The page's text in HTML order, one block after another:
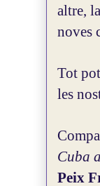
altre,
noves
Tot
les
Cuba
Peix